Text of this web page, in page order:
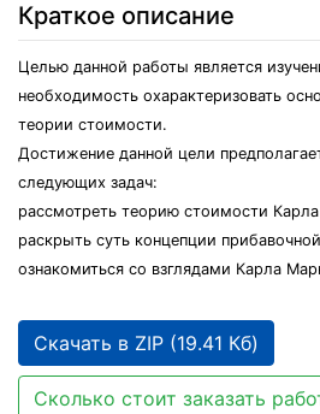
Краткое описание
Целью данной работы является
необходимость охарактеризовать
теории стоимости.
Достижение данной цели
следующих задач:
рассмотреть теорию стоимости
раскрыть суть концепции
ознакомиться со взглядами Карла
Скачать в ZIP (19.41 Кб)
Сколько стоит заказать